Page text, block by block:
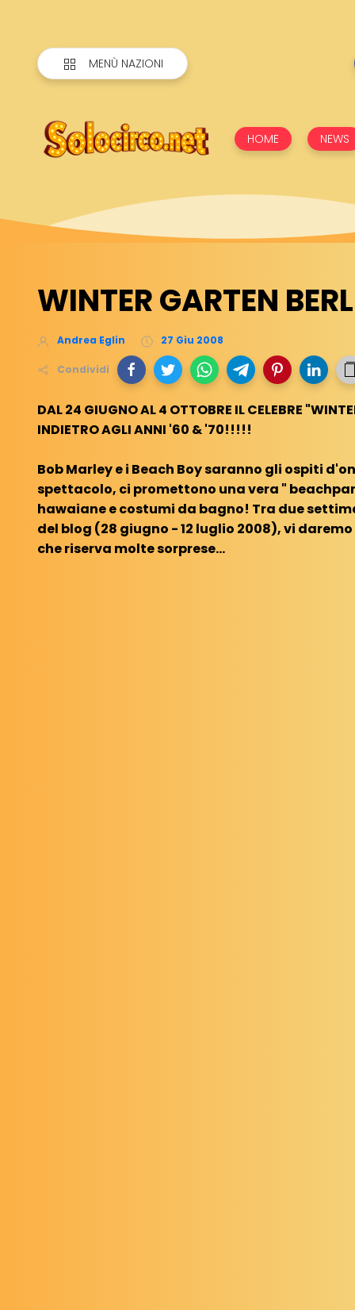
MENÙ NAZIONI
HOME NEWS
WINTER GARTEN
Andrea Eglin 27 Giu 2008
Condividi
DAL 24 GIUGNO AL 4 OTTOBRE IL CELEBRE
INDIETRO AGLI ANNI '60 & '70!!!!!
Bob Marley e i Beach Boy saranno gli ospiti
spettacolo, ci promettono una vera "
hawaiane e costumi da bagno! Tra due
del blog (28 giugno - 12 luglio 2008), vi
che riserva molte sorprese…